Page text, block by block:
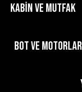
KABİN ve MUTFAK
BOT ve MOTORLAR